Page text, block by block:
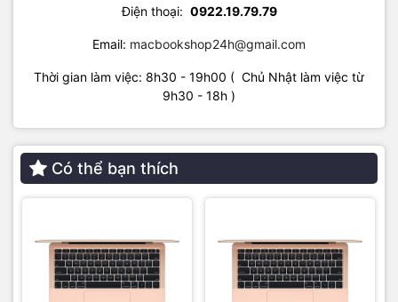
Điện thoại: 0922.19.79.79
Email: macbookshop24h@gmail.com
Thời gian làm việc: 8h30 - 19h00 ( Chủ Nhật làm việc từ
9h30 - 18h )
Có thể bạn thích